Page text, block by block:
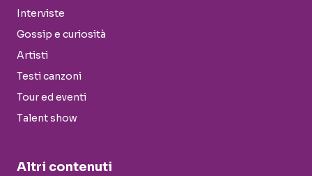
Interviste
Gossip e curiosità
Artisti
Testi canzoni
Tour ed eventi
Talent show
Altri contenuti